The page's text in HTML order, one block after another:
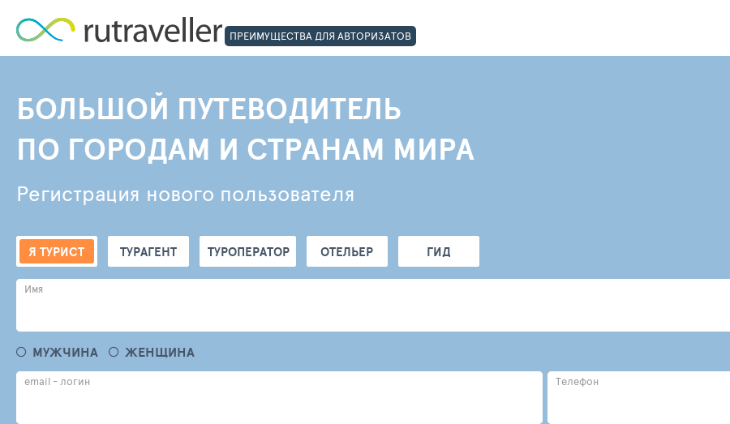
ПРЕИМУЩЕСТВА ДЛЯ АВТОРИЗАТОВ
БОЛЬШОЙ ПУТЕВОДИТЕЛЬ
ПО ГОРОДАМ И СТРАНАМ МИРА
Регистрация нового пользователя
Я ТУРИСТ ТУРАГЕНТ ТУРОПЕРАТОР ОТЕЛЬЕР ГИД
Имя
МУЖЧИНА ЖЕНЩИНА
email - логин Телефон